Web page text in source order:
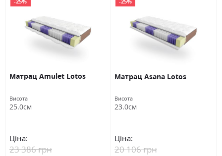
Матрац Amulet Lotos
Висота
25.0см
Ціна:
23 386 грн
Матрац Asana Lotos
Висота
23.0см
Ціна:
20 106 грн